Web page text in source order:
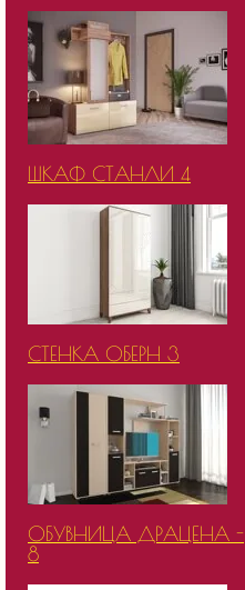
ШКАФ СТАНЛИ 4
СТЕНКА ОБЕРН 3
ОБУВНИЦА ДРАЦЕНА -
8